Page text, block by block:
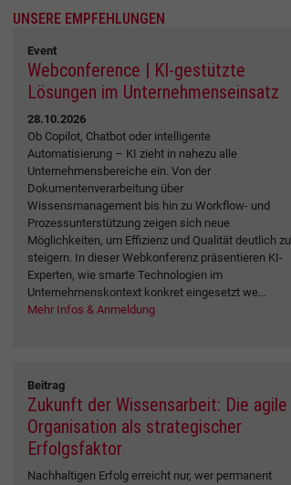
UNSERE EMPFEHLUNGEN
Event
Webconference | KI-gestützte
Lösungen im Unternehmenseinsatz
28.10.2026
Ob Copilot, Chatbot oder intelligente
Automatisierung – KI zieht in nahezu alle
Unternehmensbereiche ein. Von der
Dokumentenverarbeitung über
Wissensmanagement bis hin zu Workflow- und
Prozessunterstützung zeigen sich neue
Möglichkeiten, um Effizienz und Qualität deutlich zu
steigern. In dieser Webkonferenz präsentieren KI-
Experten, wie smarte Technologien im
Unternehmenskontext konkret eingesetzt we...
Mehr Infos & Anmeldung
Beitrag
Zukunft der Wissensarbeit: Die agile
Organisation als strategischer
Erfolgsfaktor
Nachhaltigen Erfolg erreicht nur, wer permanent